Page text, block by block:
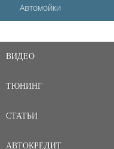
Автомойки
ВИДЕО
ТЮНИНГ
СТАТЬИ
АВТОКРЕДИТ